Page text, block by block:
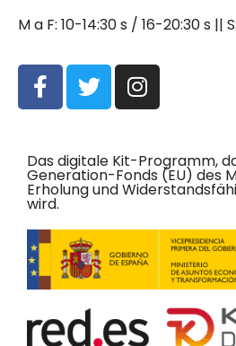
M a F: 10-14:30 s / 16-20:30 s ||
Das digitale Kit-Programm,
Generation-Fonds (EU) des
Erholung und
wird.